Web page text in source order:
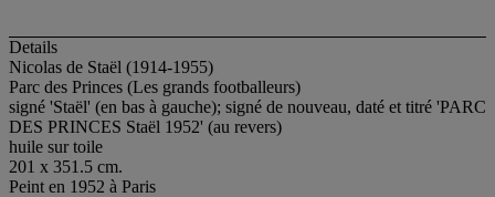
Details
Nicolas de Staël (1914-1955)
Parc des Princes (Les grands footballeurs)
signé 'Staël' (en bas à gauche); signé de nouveau, daté et titré 'PARC
DES PRINCES Staël 1952' (au revers)
huile sur toile
201 x 351.5 cm.
Peint en 1952 à Paris